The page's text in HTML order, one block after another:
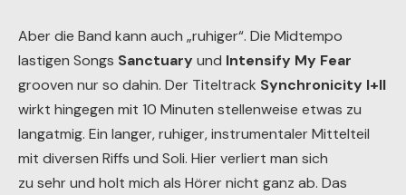
Aber die Band kann auch „ruhiger“. Die Midtempo
lastigen Songs Sanctuary und Intensify My Fear
grooven nur so dahin. Der Titeltrack Synchronicity I+II
wirkt hingegen mit 10 Minuten stellenweise etwas zu
langatmig. Ein langer, ruhiger, instrumentaler Mittelteil
mit diversen Riffs und Soli. Hier verliert man sich
zu sehr und holt mich als Hörer nicht ganz ab. Das